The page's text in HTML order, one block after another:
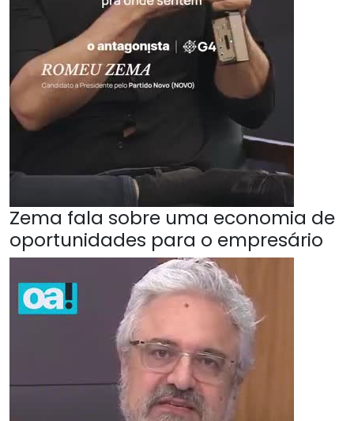
Zema fala sobre uma economia de
oportunidades para o empresário